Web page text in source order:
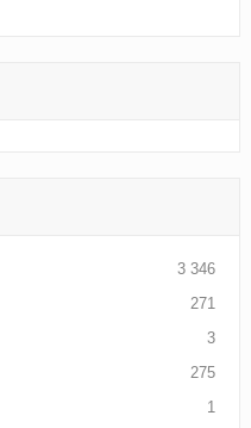
3 346
271
3
275
1